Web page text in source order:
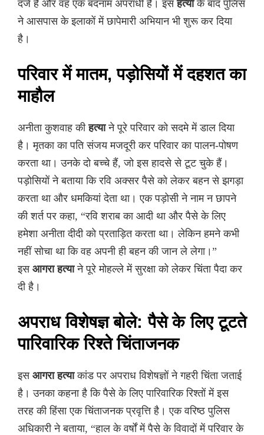
दर्ज हैं और वह एक बदनाम अपराधी है। इसहत्याके बाद पुलिस
ने आसपास के इलाकों में छापेमारी अभियान भी शुरू कर दिया
है।
परिवार में मातम, पड़ोसियों में दहशत का
माहौल
अनीता कुशवाह कीहत्याने पूरे परिवार को सदमे में डाल दिया
है। मृतका का पति संजय मजदूरी कर परिवार का पालन-पोषण
करता था। उनके दो बच्चे हैं, जो इस हादसे से टूट चुके हैं।
पड़ोसियों ने बताया कि रवि अक्सर पैसे को लेकर बहन से झगड़ा
करता था और धमकियां देता था। एक पड़ोसी ने नाम न छापने
की शर्त पर कहा, “रवि शराब का आदी था और पैसे के लिए
हमेशा अनीता दीदी को प्रताड़ित करता था। लेकिन हमने कभी
नहीं सोचा था कि वह अपनी ही बहन की जान ले लेगा।”
इस आगरा हत्याने पूरे मोहल्ले में सुरक्षा को लेकर चिंता पैदा कर
दी है।
अपराध विशेषज्ञ बोले: पैसे के लिए टूटते
पारिवारिक रिश्ते चिंताजनक
इस आगरा हत्याकांड पर अपराध विशेषज्ञों ने गहरी चिंता जताई
है। उनका कहना है कि पैसे के लिए पारिवारिक रिश्तों में इस
तरह की हिंसा एक चिंताजनक प्रवृत्ति है। एक वरिष्ठ पुलिस
अधिकारी ने बताया, “हाल के वर्षों में पैसे के विवादों में परिवार के